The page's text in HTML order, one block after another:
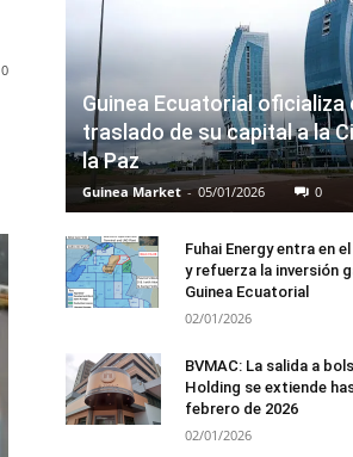
0
Guinea Ecuatorial oficializa
traslado de su capital a la
la Paz
Guinea Market - 05/01/2026 0
Fuhai Energy entra en
y refuerza la inversión
Guinea Ecuatorial
02/01/2026
BVMAC: La salida a
Holding se extiende
febrero de 2026
02/01/2026